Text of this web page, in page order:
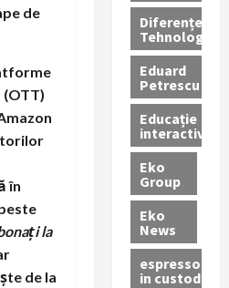
de
în
la
de la
Diferențe
Tehnologice
Eduard
Petrescu
Educație
interactivă
Eko
Group
Eko
News
espressoare
in custodie